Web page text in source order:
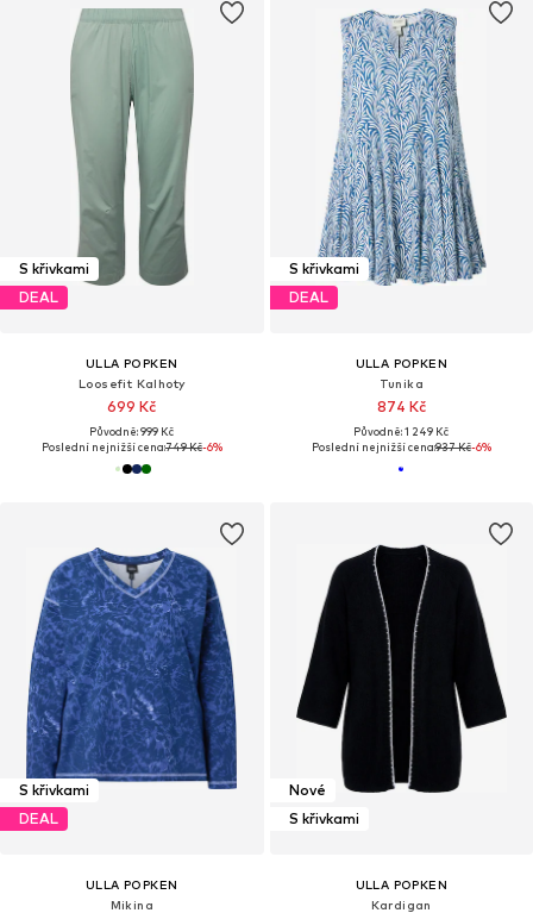
S křivkami
DEAL
ULLA POPKEN
Loosefit Kalhoty
699 Kč
Původně: 999 Kč
Poslední nejnižší cena:749 Kč-6%
S křivkami
DEAL
ULLA POPKEN
Tunika
874 Kč
Původně: 1 249 Kč
Poslední nejnižší cena:937 Kč-6%
S křivkami
DEAL
ULLA POPKEN
Mikina
Nové
S křivkami
ULLA POPKEN
Kardigan